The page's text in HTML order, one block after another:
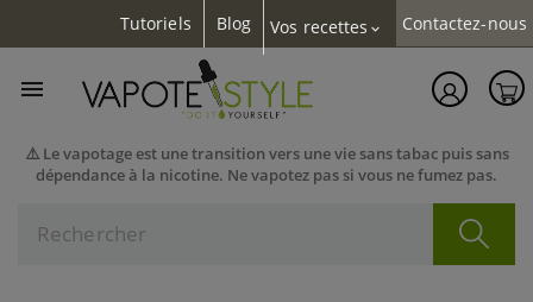
Tutoriels Blog Vos recettes expand_more Contactez-nous
⚠️ Le vapotage est une transition vers une vie sans tabac puis sans
dépendance à la nicotine. Ne vapotez pas si vous ne fumez pas.
